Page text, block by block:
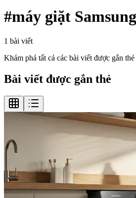
#máy giặt Samsung
1 bài viết
Khám phá tất cả các bài viết được gắn thẻ
Bài viết được gắn thẻ